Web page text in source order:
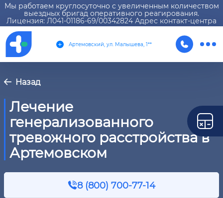
Мы работаем круглосуточно с увеличенным количеством
выездных бригад оперативного реагирования.
Лицензия: Л041-01186-69/00342824 Адрес контакт-центра
Артемовский, ул. Малышева, 1**
Назад
Лечение
генерализованного
тревожного расстройства в
Артемовском
8 (800) 700-77-14